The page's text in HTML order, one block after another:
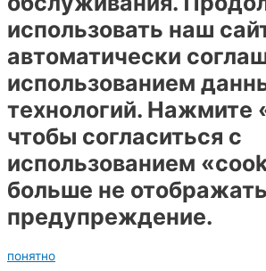
использовать наш
автоматически
использованием
технологий. Нажмите
чтобы согласиться с
использованием
больше не
предупреждение.
понятно